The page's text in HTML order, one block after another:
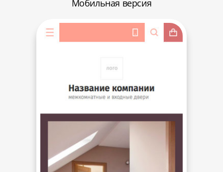
Мобильная версия